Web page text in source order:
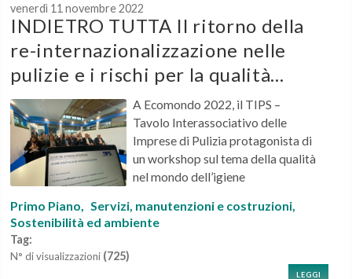
venerdì 11 novembre 2022
INDIETRO TUTTA Il ritorno della
re-internazionalizzazione nelle
pulizie e i rischi per la qualità...
A Ecomondo 2022, il TIPS –
Tavolo Interassociativo delle
Imprese di Pulizia protagonista di
un workshop sul tema della qualità
nel mondo dell’igiene
Primo Piano, Servizi, manutenzioni e costruzioni,
Sostenibilità ed ambiente
Tag:
N° di visualizzazioni (725)
LEGGI